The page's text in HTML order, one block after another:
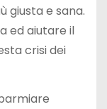
giusta e sana.
ed aiutare il
crisi dei